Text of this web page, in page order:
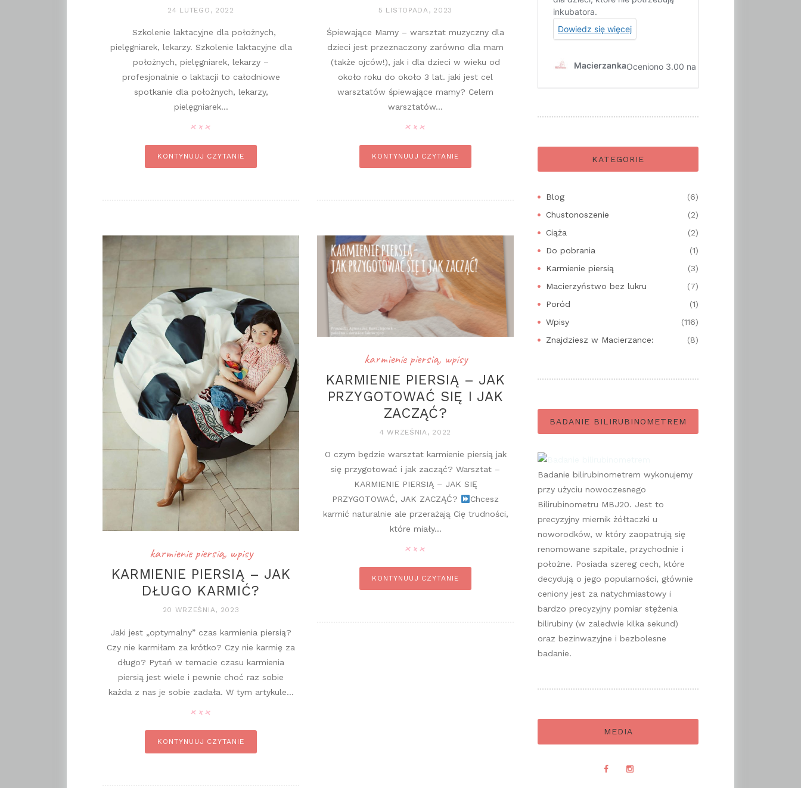
24 LUTEGO, 2022
Szkolenie laktacyjne dla położnych,
pielęgniarek, lekarzy. Szkolenie laktacyjne dla
położnych, pielęgniarek, lekarzy –
profesjonalnie o laktacji to całodniowe
spotkanie dla położnych, lekarzy,
pielęgniarek...
KONTYNUUJ CZYTANIE
5 LISTOPADA, 2023
Śpiewające Mamy – warsztat muzyczny dla
dzieci jest przeznaczony zarówno dla mam
(także ojców!), jak i dla dzieci w wieku od
około roku do około 3 lat. jaki jest cel
warsztatów śpiewające mamy? Celem
warsztatów...
KONTYNUUJ CZYTANIE
karmienie piersią, wpisy
KARMIENIE PIERSIĄ – JAK
DŁUGO KARMIĆ?
20 WRZEŚNIA, 2023
Jaki jest „optymalny” czas karmienia piersią?
Czy nie karmiłam za krótko? Czy nie karmię za
długo? Pytań w temacie czasu karmienia
piersią jest wiele i pewnie choć raz sobie
każda z nas je sobie zadała. W tym artykule...
KONTYNUUJ CZYTANIE
karmienie piersią, wpisy
KARMIENIE PIERSIĄ – JAK
PRZYGOTOWAĆ SIĘ I JAK
ZACZĄĆ?
4 WRZEŚNIA, 2022
O czym będzie warsztat karmienie piersią jak
się przygotować i jak zacząć? Warsztat –
KARMIENIE PIERSIĄ – JAK SIĘ
PRZYGOTOWAĆ, JAK ZACZĄĆ?
Chcesz
karmić naturalnie ale przerażają Cię trudności,
które miały...
KONTYNUUJ CZYTANIE
KATEGORIE
Blog
(6)
Chustonoszenie
(2)
Ciąża
(2)
Do pobrania
(1)
Karmienie piersią
(3)
Macierzyństwo bez lukru
(7)
Poród
(1)
Wpisy
(116)
Znajdziesz w Macierzance:
(8)
BADANIE BILIRUBINOMETREM
Badanie bilirubinometrem wykonujemy
przy użyciu nowoczesnego
Bilirubinometru MBJ20. Jest to
precyzyjny miernik żółtaczki u
noworodków, w który zaopatrują się
renomowane szpitale, przychodnie i
położne. Posiada szereg cech, które
decydują o jego popularności, głównie
ceniony jest za natychmiastowy i
bardzo precyzyjny pomiar stężenia
bilirubiny (w zaledwie kilka sekund)
oraz bezinwazyjne i bezbolesne
badanie.
MEDIA